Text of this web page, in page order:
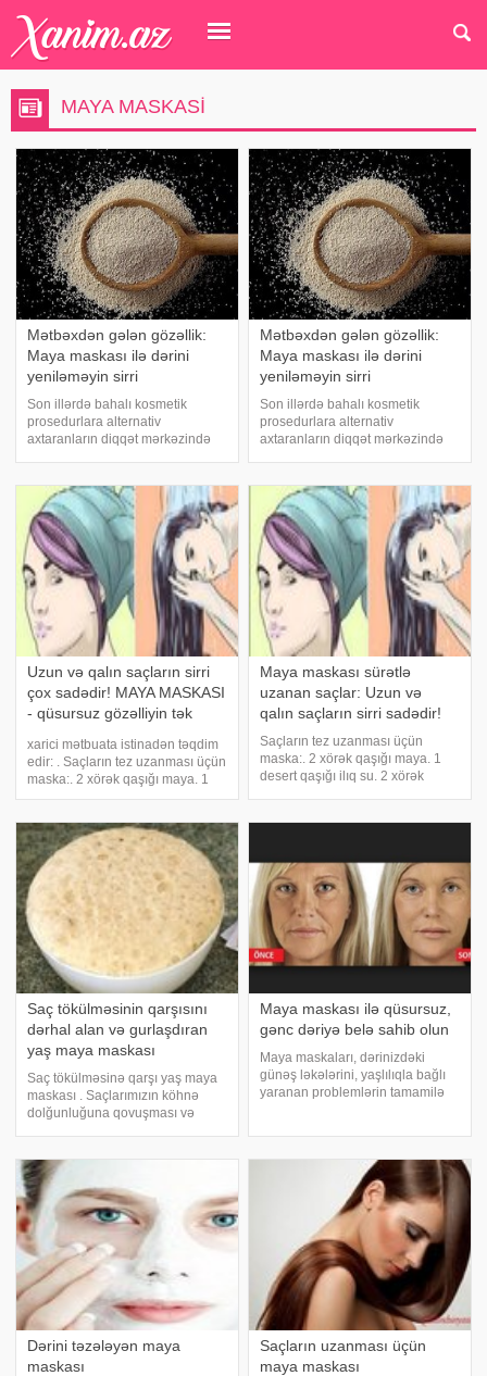
MAYA MASKASI
Mətbəxdən gələn gözəllik:
Maya maskası ilə dərini
yeniləməyin sirri
Son illərdə bahalı kosmetik
prosedurlara alternativ
axtaranların diqqət mərkəzində
istifadə etdiyi bu canlı göbələk
növü, əslində dəri üçün
əvəzedilməz bi
Mətbəxdən gələn gözəllik:
Maya maskası ilə dərini
yeniləməyin sirri
Son illərdə bahalı kosmetik
prosedurlara alternativ
axtaranların diqqət mərkəzində
istifadə etdiyi bu canlı göbələk
növü, əslində dəri üçün
əvəzedilməz bi
Uzun və qalın saçların sirri
çox sadədir! MAYA MASKASI
- qüsursuz gözəlliyin tək
xarici mətbuata istinadən təqdim
edir: . Saçların tez uzanması üçün
maska:. 2 xörək qaşığı maya. 1
desert qaşığı ilıq su. 2 xörək
badam yağı. 1 xörək qaşığı
qaraçörəkotu yağı. Hazırlanmas
Maya maskası sürətlə
uzanan saçlar: Uzun və
qalın saçların sirri sadədir!
Saçların tez uzanması üçün
maska:. 2 xörək qaşığı maya. 1
desert qaşığı ilıq su. 2 xörək
əridildikdə
Saç tökülməsinin qarşısını
dərhal alan və gurlaşdıran
yaş maya maskası
Saç tökülməsinə qarşı yaş maya
maskası . Saçlarımızın köhnə
dolğunluğuna qovuşması və
dənə praktik təklifimiz var. Saç və
saqqal bölgəsindəki köhnəlmiş
köklə
Maya maskası ilə qüsursuz,
gənc dəriyə belə sahib olun
Maya maskaları, dərinizdəki
günəş ləkələrini, yaşlılıqla bağlı
yaranan problemlərin tamamilə
normallaşdıraraq sızanaq
Dərini təzələyən maya
maskası
Saçların uzanması üçün
maya maskası